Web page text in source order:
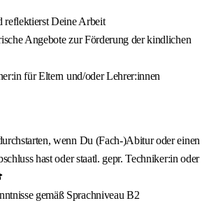
reflektierst Deine Arbeit
Angebote zur Förderung der kindlichen
für Eltern und/oder Lehrer:innen
wenn Du (Fach-)Abitur oder einen
hast oder staatl. gepr. Techniker:in oder
gemäß Sprachniveau B2